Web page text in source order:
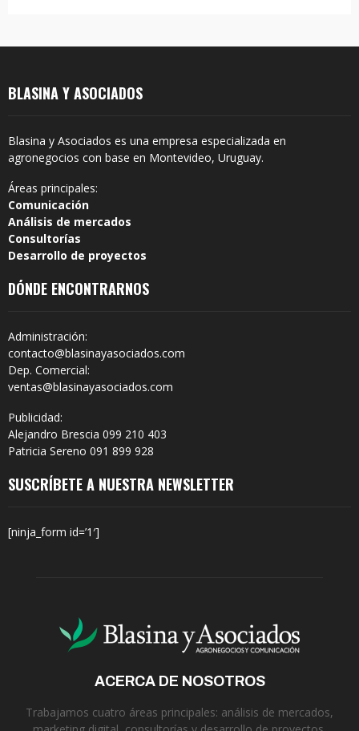
BLASINA Y ASOCIADOS
Blasina y Asociados es una empresa especializada en
agronegocios con base en Montevideo, Uruguay.
Áreas principales:
Comunicación
Análisis de mercados
Consultorías
Desarrollo de proyectos
DÓNDE ENCONTRARNOS
Administración:
contacto@blasinayasociados.com
Dep. Comercial:
ventas@blasinayasociados.com
Publicidad:
Alejandro Brescia 099 210 403
Patricia Sereno 091 899 928
SUSCRÍBETE A NUESTRA NEWSLETTER
[ninja_form id=’1′]
ACERCA DE NOSOTROS
Trabajamos cuatro áreas principales: análisis de mercados,